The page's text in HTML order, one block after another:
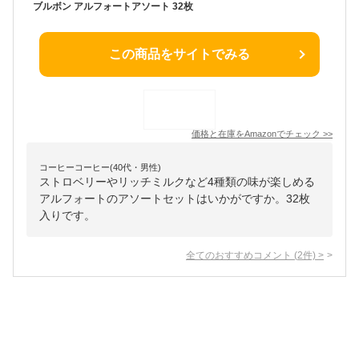
ブルボン アルフォートアソート 32枚
この商品をサイトでみる
価格と在庫をAmazonでチェック >>
コーヒーコーヒー(40代・男性)
ストロベリーやリッチミルクなど4種類の味が楽しめる
アルフォートのアソートセットはいかがですか。32枚
入りです。
全てのおすすめコメント (2件) >